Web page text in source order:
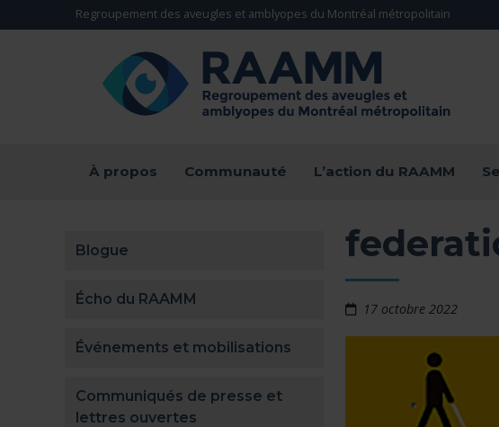
Aller directement au contenu
Regroupement des aveugles et amblyopes du Montréal métropolitain
À propos Communauté L’action du RAAMM
Blogue
Écho du RAAMM
Événements et mobilisations
Communiqués de presse et
lettres ouvertes
17 octobre 2022